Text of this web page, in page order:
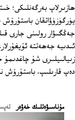
ھازىرلاپ بەرگەنلىكى؛
يۈرگۈزۈۋاتقان
جەڭگىۋار رولىنى جارى
ئىدىيە جەھەتتە
زىيالىيلىرى شۇ
دەپ قارىلىپ، باستۇرۇش
ﻣﯘﻧﺎﺳﯩﯟﻩﺗﻠﯩﻚ ﺧﻪﯞﻩﺭ